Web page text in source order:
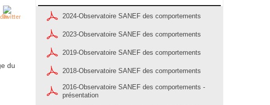
du
2024-Observatoire SANEF des comportements
2023-Observatoire SANEF des comportements
2019-Observatoire SANEF des comportements
2018-Observatoire SANEF des comportements
2016-Observatoire SANEF des comportements -
présentation